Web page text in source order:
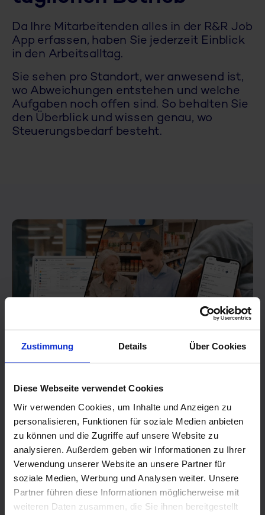
Zustimmung Details Über Cookies
Diese Webseite verwendet Cookies
Wir verwenden Cookies, um Inhalte und Anzeigen zu
personalisieren, Funktionen für soziale Medien anbieten
zu können und die Zugriffe auf unsere Website zu
analysieren. Außerdem geben wir Informationen zu Ihrer
Verwendung unserer Website an unsere Partner für
soziale Medien, Werbung und Analysen weiter. Unsere
Partner führen diese Informationen möglicherweise mit
weiteren Daten zusammen, die Sie ihnen bereitgestellt
Da Ihre Mitarbeitenden alles in der R&R Job
App erfassen, haben Sie jederzeit Einblick
in den Arbeitsalltag.
Sie sehen pro Standort, wer anwesend ist,
wo Abweichungen entstehen und welche
Aufgaben noch offen sind. So behalten Sie
den Überblick und wissen genau, wo
Steuerungsbedarf besteht.
Das Ergebnis
Ihre Mitarbeitenden haben über die App
jederzeit Einblick in Dienstpläne, Schichten
und Arbeitszeiten. Änderungen werden
automatisch kommuniziert, sodass alle
stets auf dem aktuellen Stand sind. Für Sie